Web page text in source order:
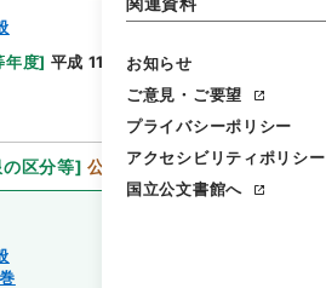
お知らせ
ご意見・ご要望
プライバシーポリシー
アクセシビリティポリシー
国立公文書館へ
年度] 平成 11 [作成・取得者
区分等] 公開